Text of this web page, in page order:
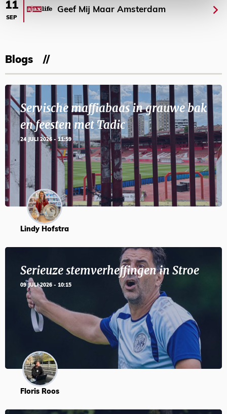
11
SEP
Geef Mij Maar Amsterdam
Blogs
Servische maffiabaas in grauwe bak
en feesten met Tadic
24 JULI 2026 - 11:59
Lindy Hofstra
Serieuze stemverheffingen in Stroe
09 JULI 2026 - 10:15
Floris Roos